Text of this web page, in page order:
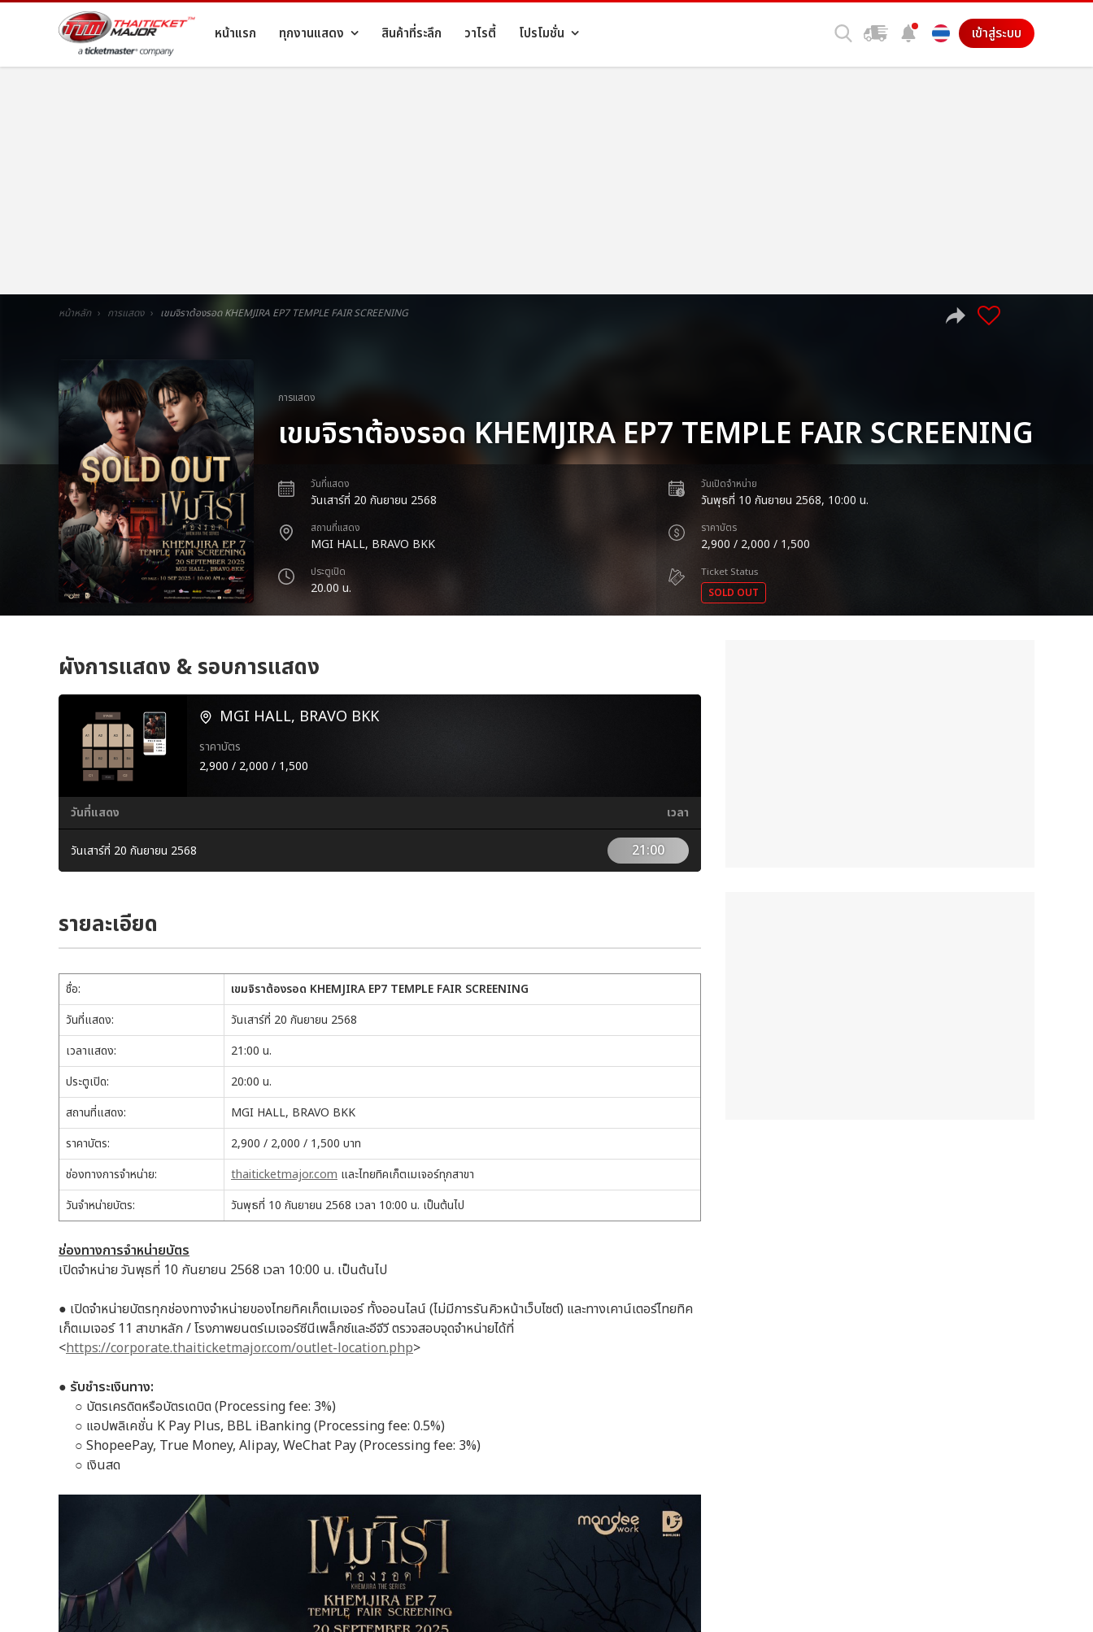
หน้าแรก ทุกงานแสดง สินค้าที่ระลึก วาไรตี้ โปรโมชั่น เข้าสู่ระบบ
หน้าหลัก การแสดง เขมจิราต้องรอด KHEMJIRA EP7 TEMPLE FAIR SCREENING
การแสดง
เขมจิราต้องรอด KHEMJIRA EP7 TEMPLE FAIR SCREENING
วันที่แสดง
วันเสาร์ที่ 20 กันยายน 2568
สถานที่แสดง
MGI HALL, BRAVO BKK
ประตูเปิด
20.00 น.
วันเปิดจำหน่าย
วันพุธที่ 10 กันยายน 2568, 10:00 น.
ราคาบัตร
2,900 / 2,000 / 1,500
Ticket Status
SOLD OUT
ผังการแสดง & รอบการแสดง
MGI HALL, BRAVO BKK
ราคาบัตร
2,900 / 2,000 / 1,500
วันที่แสดง เวลา
วันเสาร์ที่ 20 กันยายน 2568 21:00
รายละเอียด
ชื่อ: เขมจิราต้องรอด KHEMJIRA EP7 TEMPLE FAIR SCREENING
วันที่แสดง:
วันเสาร์ที่ 20 กันยายน 2568
เวลาแสดง:
21:00 น.
ประตูเปิด:
20:00 น.
สถานที่แสดง:
MGI HALL, BRAVO BKK
ราคาบัตร:
2,900 / 2,000 / 1,500 บาท
ช่องทางการจำหน่าย:
thaiticketmajor.com และไทยทิคเก็ตเมเจอร์ทุกสาขา
วันจำหน่ายบัตร:
วันพุธที่ 10 กันยายน 2568 เวลา 10:00 น. เป็นต้นไป
ช่องทางการจำหน่ายบัตร
เปิดจำหน่าย วันพุธที่ 10 กันยายน 2568 เวลา 10:00 น. เป็นต้นไป
● เปิดจำหน่ายบัตรทุกช่องทางจำหน่ายของไทยทิคเก็ตเมเจอร์ ทั้งออนไลน์ (ไม่มีการรันคิวหน้าเว็บไซต์) และทางเคาน์เตอร์ไทยทิค
เก็ตเมเจอร์ 11 สาขาหลัก / โรงภาพยนตร์เมเจอร์ซีนีเพล็กซ์และอีจีวี ตรวจสอบจุดจำหน่ายได้ที่
<https://corporate.thaiticketmajor.com/outlet-location.php>
● รับชำระเงินทาง:
○ บัตรเครดิตหรือบัตรเดบิต (Processing fee: 3%)
○ แอปพลิเคชั่น K Pay Plus, BBL iBanking (Processing fee: 0.5%)
○ ShopeePay, True Money, Alipay, WeChat Pay (Processing fee: 3%)
○ เงินสด